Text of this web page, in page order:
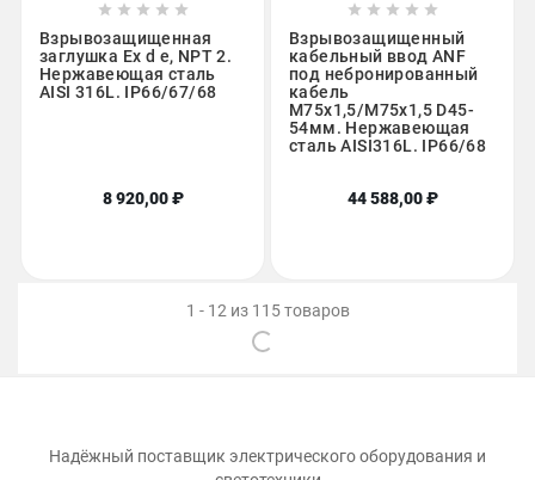
    
Взрывозащищенная
заглушка Ex d e, NPT 2.
Нержавеющая сталь
AISI 316L. IP66/67/68
8 920,00 ₽
    
Взрывозащищенный
кабельный ввод ANF
под небронированный
кабель
M75х1,5/M75х1,5 D45-
54мм. Нержавеющая
сталь AISI316L. IP66/68
44 588,00 ₽
1 - 12 из 115 товаров
Надёжный поставщик электрического оборудования и